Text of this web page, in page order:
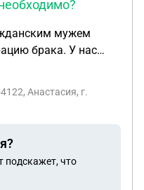
мужем
брака. У нас
моя, отчество
в свидетельство
Анастасия, г.
подскажет, что